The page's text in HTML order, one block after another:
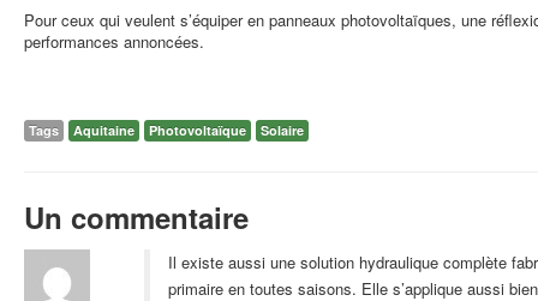
Pour ceux qui veulent s’équiper en panneaux photovoltaïques, une
performances annoncées.
Tags Aquitaine Photovoltaïque Solaire
Un commentaire
Il existe aussi une solution hydraulique complète
primaire en toutes saisons. Elle s’applique aussi